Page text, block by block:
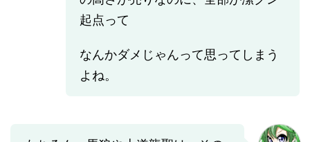
起点って
なんかダメじゃんって思ってしまう
よね。